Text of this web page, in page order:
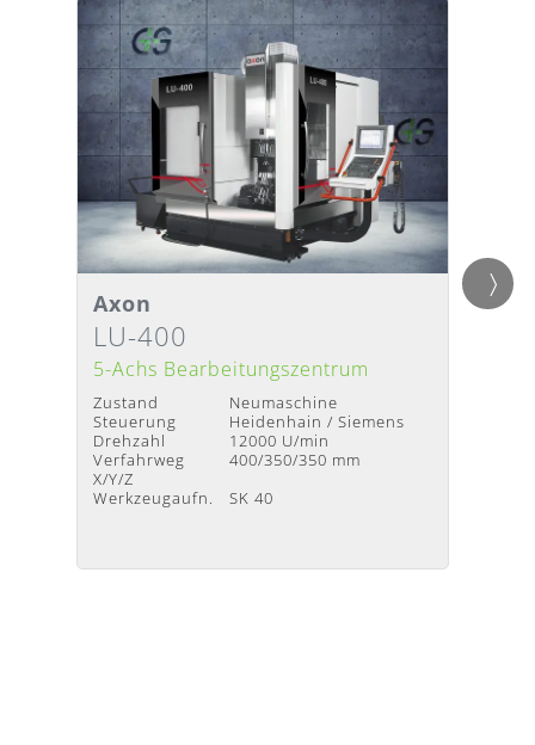
Detailansicht
Lieferzeit
Axon
LU-400
5-Achs Bearbeitungszentrum
Zustand
Neumaschine
Steuerung
Heidenhain / Siemens
Drehzahl
12000 U/min
Verfahrweg
X/Y/Z
400/350/350 mm
Werkzeugaufn.
SK 40
Axon